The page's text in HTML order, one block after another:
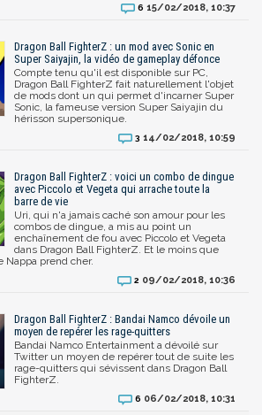
6 15/02/2018, 10:37
Dragon Ball FighterZ : un mod avec Sonic en
Super Saiyajin, la vidéo de gameplay défonce
Compte tenu qu'il est disponible sur PC,
Dragon Ball FighterZ fait naturellement l'objet
de mods dont un qui permet d'incarner Super
Sonic, la fameuse version Super Saiyajin du
hérisson supersonique.
3 14/02/2018, 10:59
Dragon Ball FighterZ : voici un combo de dingue
avec Piccolo et Vegeta qui arrache toute la
barre de vie
Uri, qui n'a jamais caché son amour pour les
combos de dingue, a mis au point un
enchaînement de fou avec Piccolo et Vegeta
dans Dragon Ball FighterZ. Et le moins que
prend cher.
2 09/02/2018, 10:36
Dragon Ball FighterZ : Bandai Namco dévoile un
moyen de repérer les rage-quitters
Bandai Namco Entertainment a dévoilé sur
Twitter un moyen de repérer tout de suite les
rage-quitters qui sévissent dans Dragon Ball
FighterZ.
6 06/02/2018, 10:31